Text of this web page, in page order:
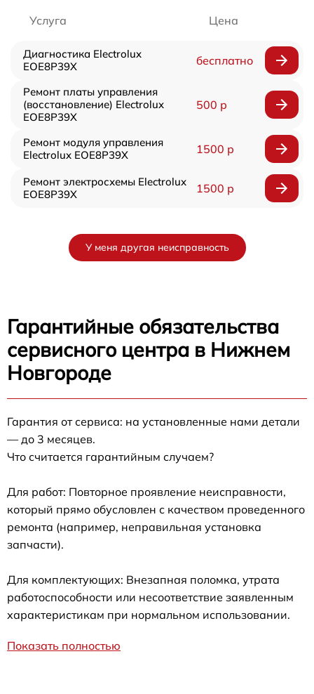
Услуга Цена
Диагностика Electrolux
EOE8P39X
бесплатно
Ремонт платы управления
(восстановление) Electrolux
EOE8P39X
500 р
Ремонт модуля управления
Electrolux EOE8P39X
1500 р
Ремонт электросхемы Electrolux
EOE8P39X
1500 р
У меня другая неисправность
Гарантийные обязательства
сервисного центра в Нижнем
Новгороде
Гарантия от сервиса: на установленные нами детали
— до 3 месяцев.
Что считается гарантийным случаем?
Для работ: Повторное проявление неисправности,
который прямо обусловлен с качеством проведенного
ремонта (например, неправильная установка
запчасти).
Для комплектующих: Внезапная поломка, утрата
работоспособности или несоответствие заявленным
характеристикам при нормальном использовании.
Показать полностью